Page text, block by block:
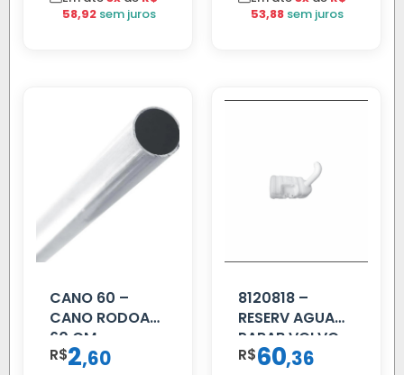
58,92 sem juros
53,88 sem juros
CANO 60 –
CANO RODOAR
60 CM
R$2,60
8120818 –
RESERV AGUA
PARAB VOLVO
EDC
R$60,36